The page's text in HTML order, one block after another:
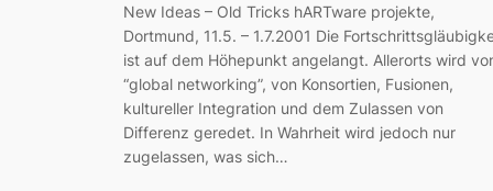
New Ideas – Old Tricks hARTware projekte,
Dortmund, 11.5. – 1.7.2001 Die
ist auf dem Höhepunkt angelangt. Allerorts wird
“global networking”, von Konsortien, Fusionen,
kultureller Integration und dem Zulassen von
Differenz geredet. In Wahrheit wird jedoch nur
zugelassen, was sich…